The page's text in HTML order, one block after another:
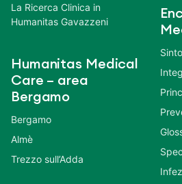
La Ricerca Clinica in
Humanitas Gavazzeni
Humanitas Medical
Care – area
Bergamo
Bergamo
Almè
Trezzo sull’Adda